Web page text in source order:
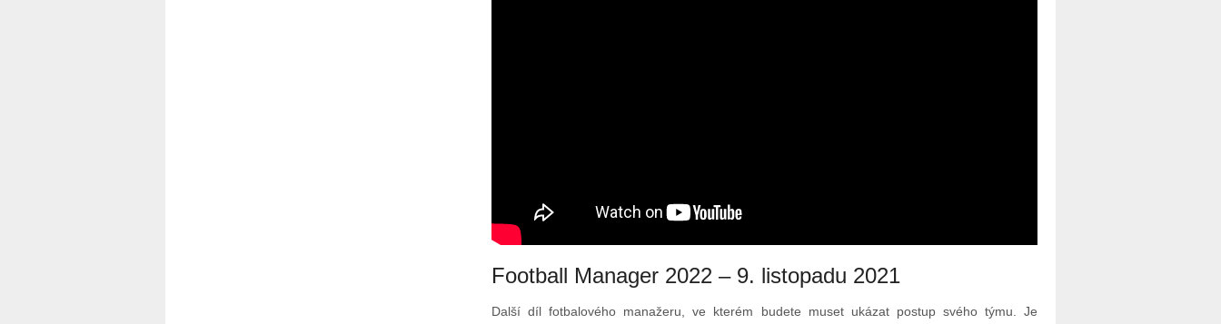
Football Manager 2022 – 9. listopadu 2021
Další díl fotbalového manažeru, ve kterém budete muset ukázat postup svého týmu. Je